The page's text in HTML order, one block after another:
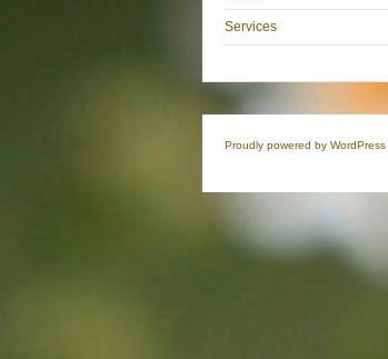
Services
Proudly powered by WordPress